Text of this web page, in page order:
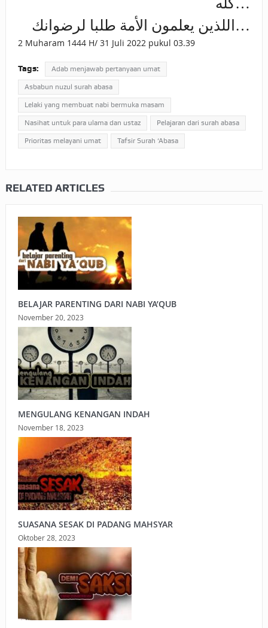
كله…
اللذين يعلمون الأمة طلبا لرضوانك…
2 Muharam 1444 H/ 31 Juli 2022 pukul 03.39
Tags: Adab menjawab pertanyaan umat
Asbabun nuzul surah abasa
Lelaki yang membuat nabi bermuka masam
Nasihat untuk para ulama dan ustaz Pelajaran dari surah abasa
Prioritas melayani umat Tafsir Surah ‘Abasa
RELATED ARTICLES
BELAJAR PARENTING DARI NABI YA’QUB
November 20, 2023
MENGULANG KENANGAN INDAH
November 18, 2023
SUASANA SESAK DI PADANG MAHSYAR
Oktober 28, 2023